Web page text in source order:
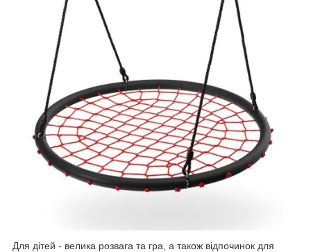
Для дітей - велика розвага та гра, а також відпочинок для